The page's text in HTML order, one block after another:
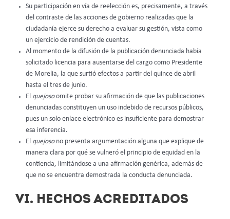
Su participación en vía de reelección es, precisamente, a través
del contraste de las acciones de gobierno realizadas que la
ciudadanía ejerce su derecho a evaluar su gestión, vista como
un ejercicio de rendición de cuentas.
Al momento de la difusión de la publicación denunciada había
solicitado licencia para ausentarse del cargo como Presidente
de Morelia, la que surtió efectos a partir del quince de abril
hasta el tres de junio.
El quejosoomite probar su afirmación de que las publicaciones
denunciadas constituyen un uso indebido de recursos públicos,
pues un solo enlace electrónico es insuficiente para demostrar
esa inferencia.
El quejosono presenta argumentación alguna que explique de
manera clara por qué se vulneró el principio de equidad en la
contienda, limitándose a una afirmación genérica, además de
que no se encuentra demostrada la conducta denunciada.
VI. HECHOS ACREDITADOS